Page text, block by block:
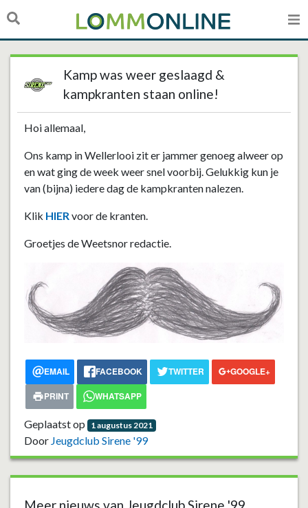
Kamp was weer geslaagd &
kampkranten staan online!
Hoi allemaal,
Ons kamp in Wellerlooi zit er jammer genoeg alweer op
en wat ging de week weer snel voorbij. Gelukkig kun je
van (bijna) iedere dag de kampkranten nalezen.
Klik HIERvoor de kranten.
Groetjes de Weetsnor redactie.
Vorige
EMAIL FACEBOOK TWITTER
GOOGLE+
PRINT
WHATSAPP
Geplaatst op 1 augustus 2021
Door Jeugdclub Sirene '99
Meer nieuws van Jeugdclub Sirene '99